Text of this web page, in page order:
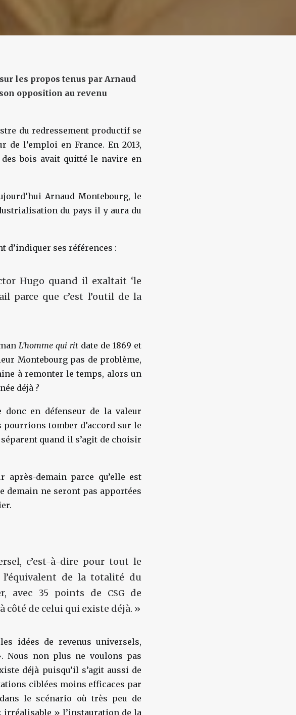
les propos tenus par Arnaud
opposition au revenu
du redressement productif se
l’emploi en France. En 2013,
bois avait quitté le navire en
Arnaud Montebourg, le
du pays il y aura du
d’indiquer ses références :
Hugo quand il exaltait ‘le
parce que c’est l’outil de la
L’homme qui rit date de 1869 et
Montebourg pas de problème,
à remonter le temps, alors un
déjà ?
donc en défenseur de la valeur
tomber d’accord sur le
quand il s’agit de choisir
demain parce qu’elle est
demain ne seront pas apportées
c’est-à-dire pour tout le
l’équivalent de la totalité du
avec 35 points de CSG de
côté de celui qui existe déjà. »
idées de revenus universels,
Nous non plus ne voulons pas
déjà puisqu’il s’agit aussi de
ciblées moins efficaces par
le scénario où très peu de
irréalisable » l’instauration de la